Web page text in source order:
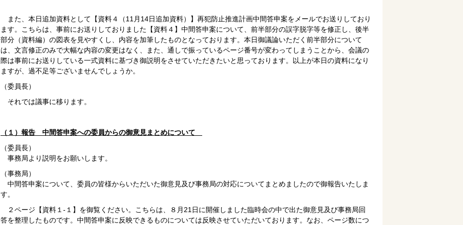
また、本日追加資料として【資料４（11月14日追加資料）】再犯防止推進計画中間答申案をメールでお送りしており
ます。こちらは、事前にお送りしておりました【資料４】中間答申案について、前半部分の誤字脱字等を修正し、後半
部分（資料編）の図表を見やすくし、内容を加筆したものとなっております。本日御議論いただく前半部分について
は、文言修正のみで大幅な内容の変更はなく、また、通しで振っているページ番号が変わってしまうことから、会議の
際は事前にお送りしている一式資料に基づき御説明をさせていただきたいと思っております。以上が本日の資料になり
ますが、過不足等ございませんでしょうか。
（委員長）
それでは議事に移ります。
（１）報告 中間答申案への委員からの御意見まとめについて
（委員長）
事務局より説明をお願いします。
（事務局）
中間答申案について、委員の皆様からいただいた御意見及び事務局の対応についてまとめましたので御報告いたしま
す。
２ページ【資料１-１】を御覧ください。こちらは、８月21日に開催しました臨時会の中で出た御意見及び事務局回
答を整理したものです。中間答申案に反映できるものについては反映させていただいております。なお、ページ数につ